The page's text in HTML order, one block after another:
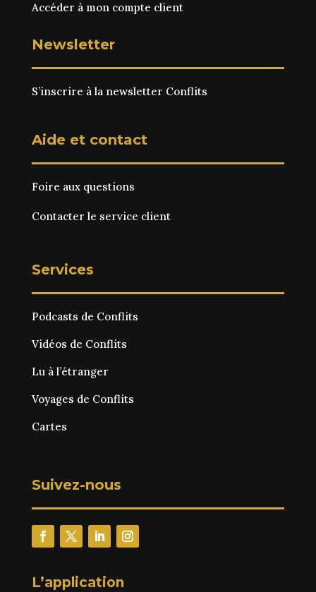
Accéder à mon compte client
Newsletter
S’inscrire à la newsletter Conflits
Aide et contact
Foire aux questions
Contacter le service client
Services
Podcasts de Conflits
Vidéos de Conflits
Lu à l’étranger
Voyages de Conflits
Cartes
Suivez-nous
L’application